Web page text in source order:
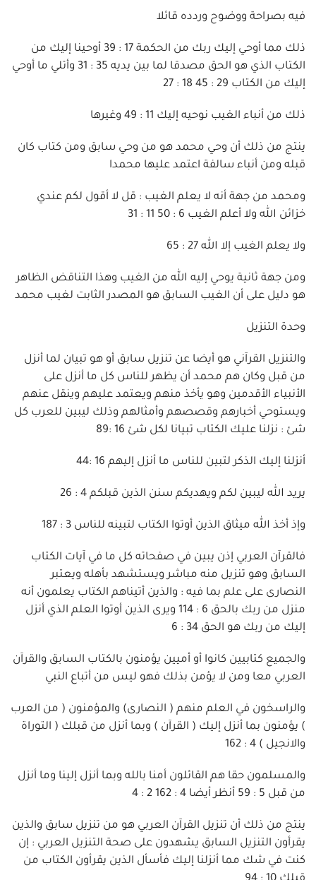
فيه بصراحة ووضوح وردده قائلا
ذلك مما أوحي إليك ربك من الحكمة 17 : 39 أوحينا إليك من
الكتاب الذي هو الحق مصدقا لما بين يديه 35 : 31 وأتلي ما أوحي
إليك من الكتاب 29 : 45 18 : 27
ذلك من أنباء الغيب نوحيه إليك 11 : 49 وغيرها
ينتج من ذلك أن وحي محمد هو من وحي سابق ومن كتاب كان
قبله ومن أنباء سالفة اعتمد عليها محمدا
ومحمد من جهة أنه لا يعلم الغيب : قل لا أقول لكم عندي
خزائن الله ولا أعلم الغيب 6 : 50 11 : 31
ولا يعلم الغيب إلا الله 27 : 65
ومن جهة ثانية يوحي إليه الله من الغيب وهذا التناقض الظاهر
هو دليل على أن الغيب السابق هو المصدر الثابت لغيب محمد
وحدة التنزيل
والتنزيل القرآني هو أيضا عن تنزيل سابق أو هو تبيان لما أنزل
من قبل وكان هم محمد أن يظهر للناس كل ما أنزل على
الأنبياء الأقدمين وهو يأخذ منهم ويعتمد عليهم وينقل عنهم
ويستوحي أخبارهم وقصصهم وأمثالهم وذلك ليبين للعرب كل
شئ : نزلنا عليك الكتاب تبيانا لكل شئ 16 :89
أنزلنا إليك الذكر لتبين للناس ما أنزل إليهم 16 :44
يريد الله ليبين لكم ويهديكم سنن الذين قبلكم 4 : 26
وإذ أخذ الله ميثاق الذين أوتوا الكتاب لتبينه للناس 3 : 187
فالقرآن العربي إذن يبين في صفحاته كل ما في آيات الكتاب
السابق وهو تنزيل منه مباشر ويستشهد بأهله ويعتبر
النصارى على علم بما فيه : والذين أتيناهم الكتاب يعلمون أنه
منزل من ربك بالحق 6 : 114 ويرى الذين أوتوا العلم الذي أنزل
إليك من ربك هو الحق 34 : 6
والجميع كتابيين كانوا أو أميين يؤمنون بالكتاب السابق والقرآن
العربي معا ومن لا يؤمن بذلك فهو ليس من أتباع النبي
والراسخون في العلم منهم ( النصارى) والمؤمنون ( من العرب
) يؤمنون بما أنزل إليك ( القرآن ) وبما أنزل من قبلك ( التوراة
والانجيل ) 4 : 162
والمسلمون حقا هم القائلون أمنا بالله وبما أنزل إلينا وما أنزل
من قبل 5 : 59 أنظر أيضا 4 : 162 2 : 4
ينتج من ذلك أن تنزيل القرآن العربي هو من تنزيل سابق والذين
يقرأون التنزيل السابق يشهدون على صحة التنزيل العربي : إن
كنت في شك مما أنزلنا إليك فأسأل الذين يقرأون الكتاب من